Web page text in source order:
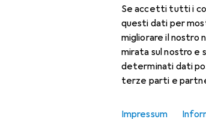
Se accetti tutti i
questi dati per
migliorare il nostro
mirata sul nostro e
determinati dati
terze parti e
Impressum
Scopri
Test del